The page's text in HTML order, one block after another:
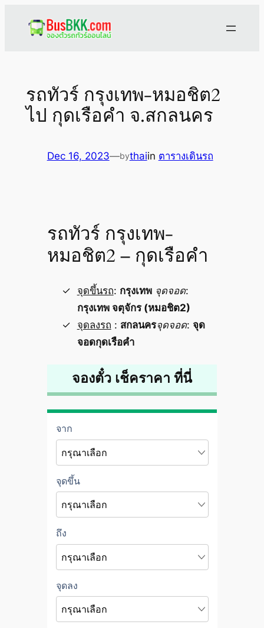
รถทัวร์ กรุงเทพ-หมอชิต2
ไป กุดเรือคำ จ.สกลนคร
Dec 16, 2023—bythaiin ตารางเดินรถ
รถทัวร์ กรุงเทพ-
หมอชิต2 – กุดเรือคำ
จุดขึ้นรถ: กรุงเทพ จุดจอด:
กรุงเทพ จตุจักร (หมอชิต2)
จุดลงรถ : สกลนครจุดจอด: จุด
จอดกุดเรือคำ
จองตั๋ว เช็คราคา ที่นี่